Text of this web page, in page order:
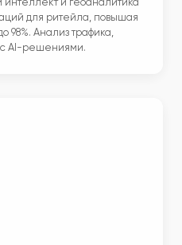
для ритейла, повышая
98%. Анализ трафика,
с AI-решениями.